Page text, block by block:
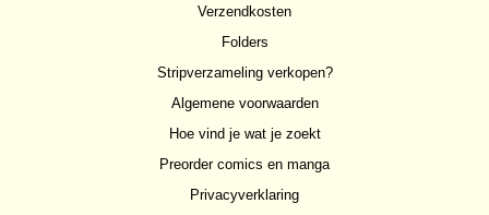
Verzendkosten
Folders
Stripverzameling verkopen?
Algemene voorwaarden
Hoe vind je wat je zoekt
Preorder comics en manga
Privacyverklaring